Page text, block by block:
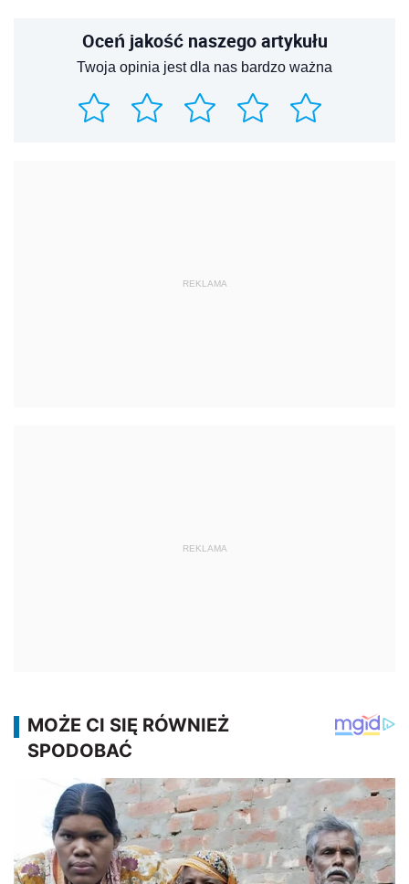
Oceń jakość naszego artykułu
Twoja opinia jest dla nas bardzo ważna
REKLAMA
REKLAMA